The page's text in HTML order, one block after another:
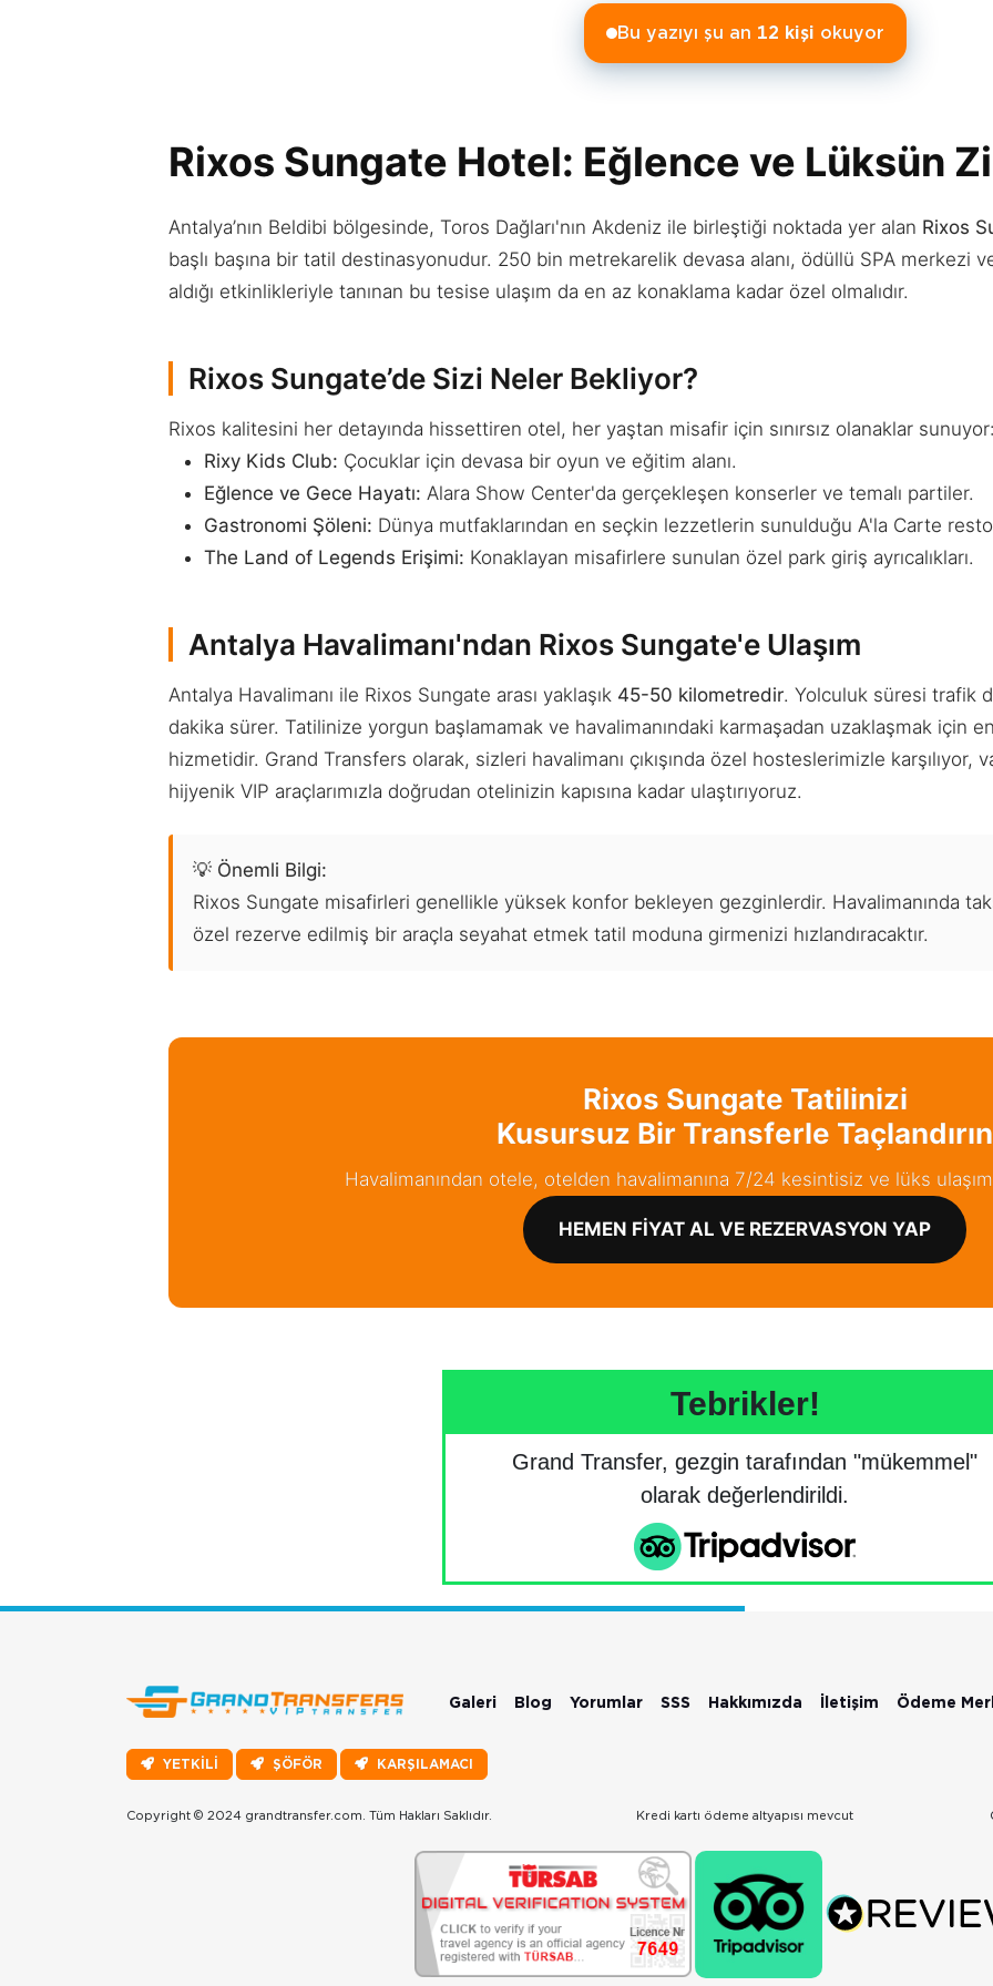
Bu yazıyı şu an 12 kişi okuyor
Rixos Sungate Hotel: Eğlence ve Lüksün
Antalya’nın Beldibi bölgesinde, Toros Dağları'nın Akdeniz ile birleştiği noktada yer alan Rixos
başlı başına bir tatil destinasyonudur. 250 bin metrekarelik devasa alanı, ödüllü SPA merkezi
aldığı etkinlikleriyle tanınan bu tesise ulaşım da en az konaklama kadar özel olmalıdır.
Rixos Sungate’de Sizi Neler Bekliyor?
Rixos kalitesini her detayında hissettiren otel, her yaştan misafir için sınırsız olanaklar sunuyor:
Rixy Kids Club: Çocuklar için devasa bir oyun ve eğitim alanı.
Eğlence ve Gece Hayatı: Alara Show Center'da gerçekleşen konserler ve temalı partiler.
Gastronomi Şöleni: Dünya mutfaklarından en seçkin lezzetlerin sunulduğu A'la Carte
The Land of Legends Erişimi: Konaklayan misafirlere sunulan özel park giriş ayrıcalıkları.
Antalya Havalimanı'ndan Rixos Sungate'e Ulaşım
Antalya Havalimanı ile Rixos Sungate arası yaklaşık 45-50 kilometredir. Yolculuk süresi trafik
dakika sürer. Tatilinize yorgun başlamamak ve havalimanındaki karmaşadan uzaklaşmak için
hizmetidir. Grand Transfers olarak, sizleri havalimanı çıkışında özel hosteslerimizle karşılıyor,
hijyenik VIP araçlarımızla doğrudan otelinizin kapısına kadar ulaştırıyoruz.
💡 Önemli Bilgi:
Rixos Sungate misafirleri genellikle yüksek konfor bekleyen gezginlerdir. Havalimanında
özel rezerve edilmiş bir araçla seyahat etmek tatil moduna girmenizi hızlandıracaktır.
Rixos Sungate Tatilinizi
Kusursuz Bir Transferle Taçlandırın
Havalimanından otele, otelden havalimanına 7/24 kesintisiz ve lüks ulaşım
HEMEN FIYAT AL VE REZERVASYON YAP
Tebrikler!
Grand Transfer, gezgin tarafından "mükemmel"
olarak değerlendirildi.
Galeri Blog Yorumlar SSS Hakkımızda İletişim Ödeme
YETKİLİ ŞÖFÖR KARŞILAMACI
Copyright © 2024 grandtransfer.com. Tüm Hakları Saklıdır. Kredi kartı ödeme altyapısı mevcut